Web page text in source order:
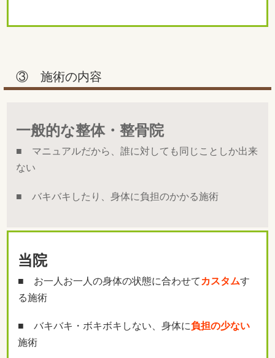
③ 施術の内容
一般的な整体・整骨院
■ マニュアルだから、誰に対しても同じことしか出来
ない
■ バキバキしたり、身体に負担のかかる施術
当院
■ お一人お一人の身体の状態に合わせて カスタムす
る施術
■ バキバキ・ボキボキしない、身体に負担の少ない
施術